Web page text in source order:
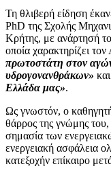
Τη θλιβερή είδηση
PhD της Σχολής
Κρήτης, με ανάρτησή
οποία χαρακτηρίζει
πρωτοστάτη στον
υδρογονανθράκων»
Ελλάδα μας».
Ως γνωστόν, ο
θάρρος της γνώμης του,
σημασία των
ενεργειακή ασφάλεια
κατεξοχήν επίκαιρο